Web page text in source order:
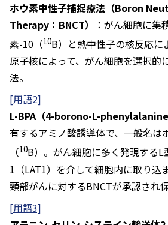
ホウ素中性子捕捉療法（Boron
Therapy：BNCT）
：がん細胞に集
素-10（10B）と熱中性子の核反応に
原子核によって、がん細胞を選択的
法。
[用語2]
L-BPA（4-borono-L-phenylalanine
有するアミノ酸誘導体で、一般名は
（10B）。がん細胞に多く発現する
1（LAT1）を介して細胞内に取り込
頸部がんに対するBNCTが承認され
[用語3]